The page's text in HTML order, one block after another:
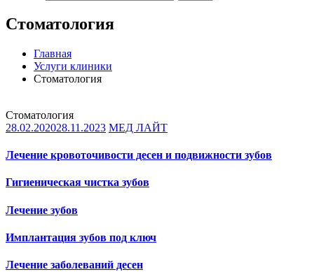
Стоматология
Главная
Услуги клиники
Стоматология
Стоматология
28.02.202028.11.2023 МЕД ЛАЙТ
Лечение кровоточивости десен и подвижности зубов
Гигиеническая чистка зубов
Лечение зубов
Имплантация зубов под ключ
Лечение заболеваний десен